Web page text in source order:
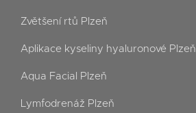
Zvětšení rtů Plzeň
Aplikace kyseliny hyaluronové Plzeň
Aqua Facial Plzeň
Lymfodrenáž Plzeň